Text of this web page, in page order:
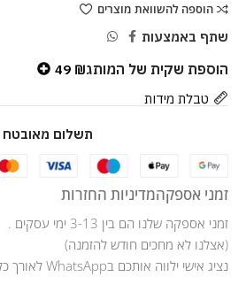
הוספה להשוואת מוצרים
שתף באמצעות
הוספת שקית של המותג 49 ₪
טבלת מידות
תשלום מאובטח
זמני אספקהמדיניות החזרות
זמני אספקה שלנו הם בין 3-13 ימי עסקים .
(אצלנו לא מחכים חודש להזמנה)
נציג אישי ילווה אותכם בWhatsApp לאורך כל מהלך ההזמנה .